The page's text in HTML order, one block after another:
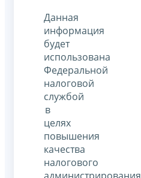
Данная
информация
будет
использована
Федеральной
налоговой
службой
в
целях
повышения
качества
налогового